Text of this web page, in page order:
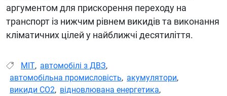
аргументом для прискорення переходу на
транспорт із нижчим рівнем викидів та виконання
кліматичних цілей у найближчі десятиліття.
MIT, автомобілі з ДВЗ,
автомобільна промисловість, акумулятори,
викиди CO2, відновлювана енергетика,